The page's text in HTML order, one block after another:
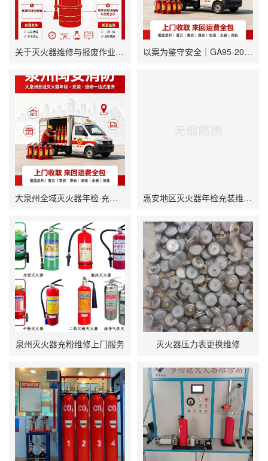
关于灭火器维修与报废作业的技术声明 以案为鉴守安全｜GA95-2023合规维保，杜绝消防设施“假性合格”
大泉州全域灭火器年检·充装·维修一站式服务 惠安地区灭火器年检充装维修回收全流程指南
泉州灭火器充粉维修上门服务 灭火器压力表更换维修